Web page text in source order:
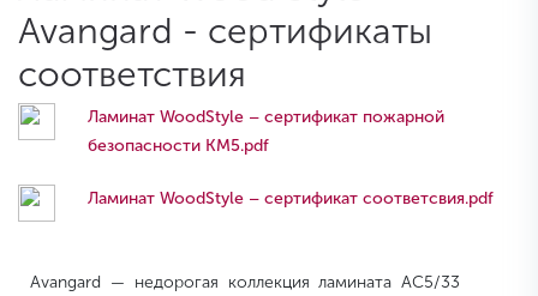
Avangard - сертификаты
соответствия
Ламинат WoodStyle – сертификат пожарной
безопасности КМ5.pdf
Ламинат WoodStyle – сертификат соответсвия.pdf
Avangard — недорогая коллекция ламината AC5/33